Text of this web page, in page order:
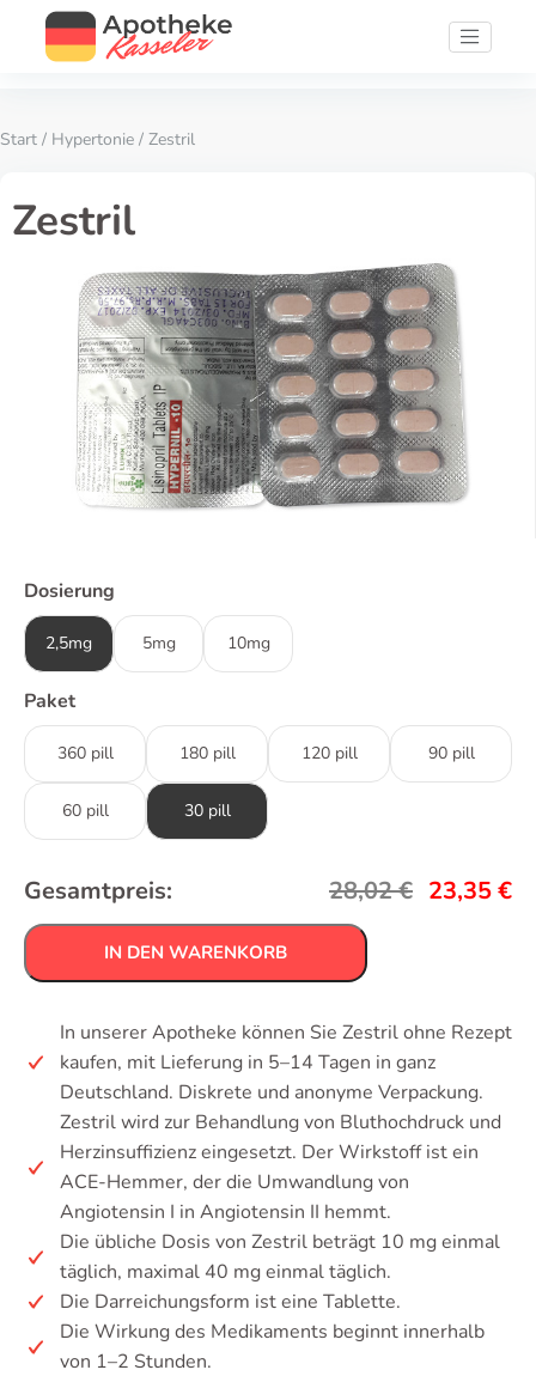
Start / Hypertonie / Zestril
Zestril
Dosierung
2,5mg 5mg 10mg
Paket
360 pill 180 pill 120 pill 90 pill
60 pill 30 pill
Gesamtpreis: 28,02€ 23,35€
IN DEN WARENKORB
In unserer Apotheke können Sie Zestril ohne Rezept
kaufen, mit Lieferung in 5–14 Tagen in ganz
Deutschland. Diskrete und anonyme Verpackung.
Zestril wird zur Behandlung von Bluthochdruck und
Herzinsuffizienz eingesetzt. Der Wirkstoff ist ein
ACE-Hemmer, der die Umwandlung von
Angiotensin I in Angiotensin II hemmt.
Die übliche Dosis von Zestril beträgt 10 mg einmal
täglich, maximal 40 mg einmal täglich.
Die Darreichungsform ist eine Tablette.
Die Wirkung des Medikaments beginnt innerhalb
von 1–2 Stunden.